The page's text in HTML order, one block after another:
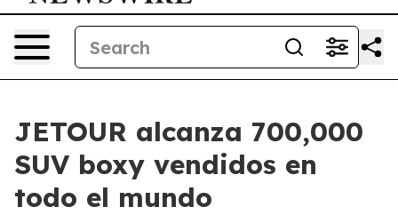
JETOUR alcanza 700,000
SUV boxy vendidos en
todo el mundo